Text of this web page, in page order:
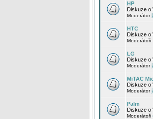
HP
Diskuze o
Moderátor
HTC
Diskuze o
Moderátoři
LG
Diskuze o
Moderátor
MiTAC
Diskuze o
Moderátor
Palm
Diskuze o
Moderátoři